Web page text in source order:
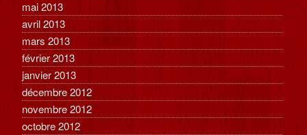
mai 2013
avril 2013
mars 2013
février 2013
janvier 2013
décembre 2012
novembre 2012
octobre 2012